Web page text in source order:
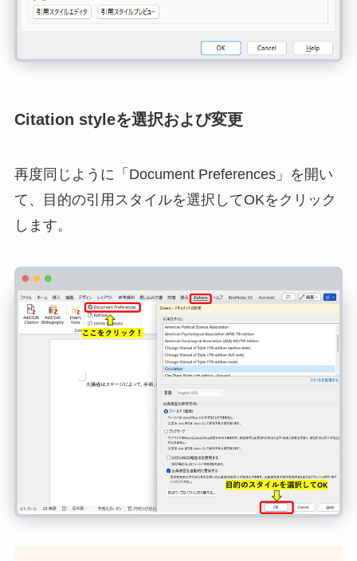
Citation styleを選択および変更
再度同じように「Document Preferences」を開い
て、目的の引用スタイルを選択してOKをクリック
します。